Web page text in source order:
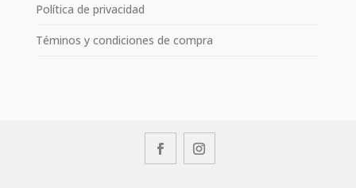
Política de privacidad
Téminos y condiciones de compra